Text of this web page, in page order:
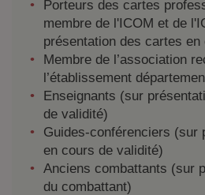
Porteurs des cartes
membre de l'ICOM et de
présentation des cartes
Membre de l’association
l’établissement
Enseignants (sur
de validité)
Guides-conférenciers (sur
en cours de validité)
Anciens combattants (sur
du combattant)